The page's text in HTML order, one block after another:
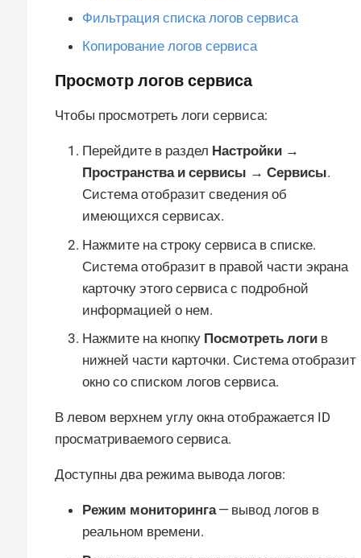
Фильтрация списка логов сервиса
Копирование логов сервиса
Просмотр логов сервиса
Чтобы просмотреть логи сервиса:
Перейдите в раздел Настройки →
Пространства и сервисы → Сервисы.
Система отобразит сведения об
имеющихся сервисах.
Нажмите на строку сервиса в списке.
Система отобразит в правой части экрана
карточку этого сервиса с подробной
информацией о нем.
Нажмите на кнопку Посмотреть логи в
нижней части карточки. Система отобразит
окно со списком логов сервиса.
В левом верхнем углу окна отображается ID
просматриваемого сервиса.
Доступны два режима вывода логов:
Режим мониторинга— вывод логов в
реальном времени.